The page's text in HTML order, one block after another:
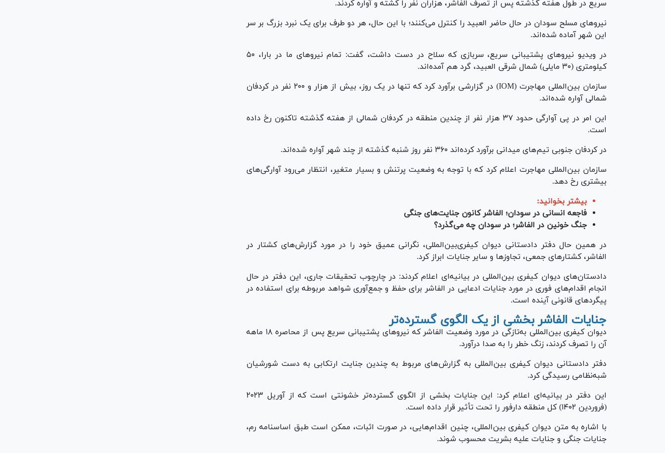
سریع در طول هفته گذشته پس از تصرف الفاشر، هزاران نفر را کشته و آواره کردند.
نیرو‌های مسلح سودان در حال حاضر العبید را کنترل می‌کنند؛ با این حال، هر دو طرف برای یک نبرد بزرگ بر سر
این شهر آماده شده‌اند.
در ویدیو نیرو‌های پشتیبانی سریع، سربازی که سلاح در دست داشت، گفت: تمام نیرو‌های ما در بارا، ۵۰
کیلومتری (۳۰ مایلی) شمال شرقی العبید، گرد هم آمده‌اند.
سازمان بین‌المللی مهاجرت (IOM) در گزارشی برآورد کرد که تنها در یک روز، بیش از هزار و ۲۰۰ نفر در کردفان
شمالی آواره شده‌اند.
این امر در پی آوارگی حدود ۳۷ هزار نفر از چندین منطقه در کردفان شمالی از هفته گذشته تاکنون رخ داده
است.
در کردفان جنوبی تیم‌های میدانی برآورد کرده‌اند ۳۶۰ نفر روز شنبه گذشته از چند شهر آواره شده‌اند.
سازمان بین‌المللی مهاجرت اعلام کرد که با توجه به وضعیت پرتنش و بسیار متغیر، انتظار می‌رود آوارگی‌های
بیشتری رخ دهد.
بیشتر بخوانید:
فاجعه انسانی در سودان؛ الفاشر کانون جنایت‌های جنگی
جنگ خونین در الفاشر؛ در سودان چه می‌گذرد؟
در همین حال دفتر دادستانی دیوان کیفری‌بین‌المللی، نگرانی عمیق خود را در مورد گزارش‌های کشتار در
الفاشر، کشتار‌های جمعی، تجاوز‌ها و سایر جنایات ابراز کرد.
دادستان‌های دیوان کیفری بین‌المللی در بیانیه‌ای اعلام کردند: در چارچوب تحقیقات جاری، این دفتر در حال
انجام اقدام‌های فوری در مورد جنایات ادعایی در الفاشر برای حفظ و جمع‌آوری شواهد مربوطه برای استفاده در
پیگرد‌های قانونی آینده است.
جنایات الفاشر بخشی از یک الگوی گسترده‌تر
دیوان کیفری بین‌المللی به‌تازگی در مورد وضعیت الفاشر که نیرو‌های پشتیبانی سریع پس از محاصره ۱۸ ماهه
آن را تصرف کردند، زنگ خطر را به صدا درآورد.
دفتر دادستانی دیوان کیفری بین‌المللی به گزارش‌های مربوط به چندین جنایت ارتکابی به دست شورشیان
شبه‌نظامی رسیدگی کرد.
این دفتر در بیانیه‌ای اعلام کرد: این جنایات بخشی از الگوی گسترده‌تر خشونتی است که از آوریل ۲۰۲۳
(فروردین ۱۴۰۲) کل منطقه دارفور را تحت تأثیر قرار داده است.
با اشاره به متن دیوان کیفری بین‌المللی، چنین اقدام‌هایی، در صورت اثبات، ممکن است طبق اساسنامه رم،
جنایات جنگی و جنایات علیه بشریت محسوب شوند.